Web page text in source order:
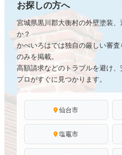
お探しの方へ
宮城県黒川郡大衡村の外壁塗装
か？
かべいろはでは独自の厳しい審
のみを掲載。
高額請求などのトラブルを避け
プロがすぐに見つかります。
仙台市
塩竈市